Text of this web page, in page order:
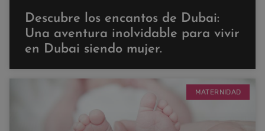
Descubre los encantos de Dubai:
Una aventura inolvidable para vivir
en Dubai siendo mujer.
MATERNIDAD